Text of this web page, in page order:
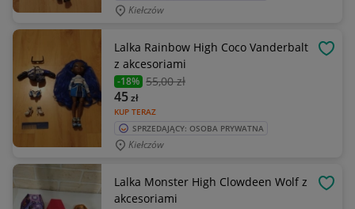
Kiełczów
Lalka Rainbow High Coco Vanderbalt
z akcesoriami
-18% 55,00 zł
KUP TERAZ
45zł
SPRZEDAJĄCY: OSOBA PRYWATNA
Kiełczów
Lalka Monster High Clowdeen Wolf z
akcesoriami